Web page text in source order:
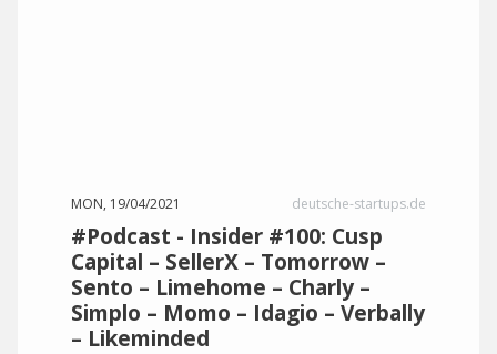
MON, 19/04/2021 deutsche-startups.de
#Podcast - Insider #100: Cusp
Capital – SellerX – Tomorrow –
Sento – Limehome – Charly –
Simplo – Momo – Idagio – Verbally
– Likeminded